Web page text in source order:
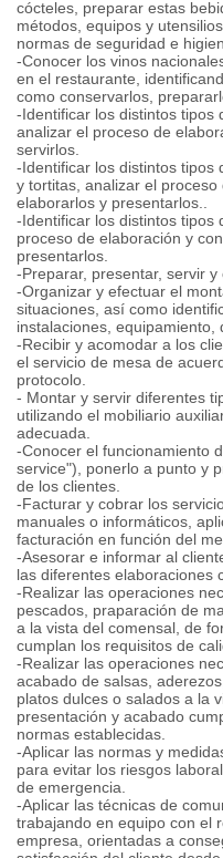
cócteles, preparar estas
métodos, equipos y
normas de seguridad e
-Conocer los vinos
en el restaurante,
como conservarlos,
-Identificar los distintos tipos
analizar el proceso de
servirlos.
-Identificar los distintos tipos
y tortitas, analizar el proceso
elaborarlos y presentarlos..
-Identificar los distintos tipos
proceso de elaboración y
presentarlos.
-Preparar, presentar, servir
-Organizar y efectuar el
situaciones, así como
instalaciones, equipamiento,
-Recibir y acomodar a los
el servicio de mesa de
protocolo.
- Montar y servir diferentes
utilizando el mobiliario
adecuada.
-Conocer el funcionamiento
service"), ponerlo a punto y
de los clientes.
-Facturar y cobrar los
manuales o informáticos,
facturación en función del
-Asesorar e informar al
las diferentes elaboraciones
-Realizar las operaciones
pescados, praparación de
a la vista del comensal, de
cumplan los requisitos de
-Realizar las operaciones
acabado de salsas,
platos dulces o salados a la
presentación y acabado
normas establecidas.
-Aplicar las normas y
para evitar los riesgos
de emergencia.
-Aplicar las técnicas de
trabajando en equipo con el
empresa, orientadas a